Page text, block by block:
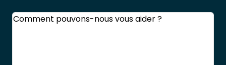
Commentaires(Obligatoire)